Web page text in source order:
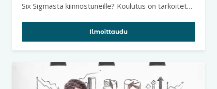
Six Sigmasta kiinnostuneille? Koulutus on tarkoitettu
Six Sigma -projekteissa. Kurssi tarjoaa yleiskuvan
metodiikasta, tiimityökaluja ongelmanratkaisuun
sekä pohjatietoja dataperusteiseen parantamiseen.
Ilmoittaudu